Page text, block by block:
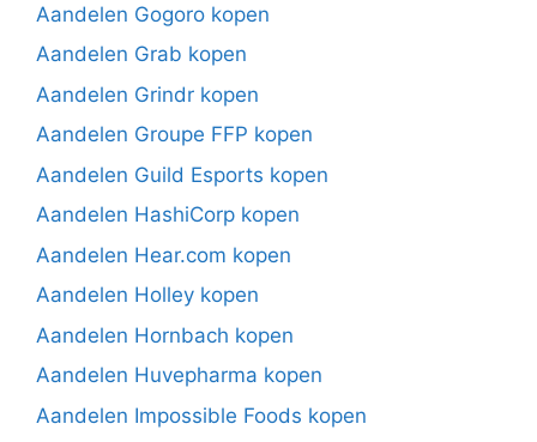
Aandelen Gogoro kopen
Aandelen Grab kopen
Aandelen Grindr kopen
Aandelen Groupe FFP kopen
Aandelen Guild Esports kopen
Aandelen HashiCorp kopen
Aandelen Hear.com kopen
Aandelen Holley kopen
Aandelen Hornbach kopen
Aandelen Huvepharma kopen
Aandelen Impossible Foods kopen